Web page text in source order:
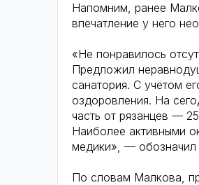
Напомним, ранее
впечатление у него
«Не понравилось
Предложил
санатория. С учётом
оздоровления. На
часть от рязанцев —
Наиболее активными
медики», — обозначил
По словам Малкова,